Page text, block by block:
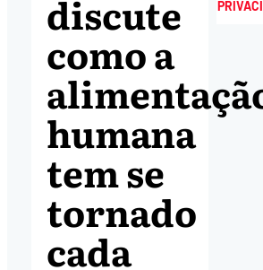
discute
como a
humana
tem se
tornado
cada